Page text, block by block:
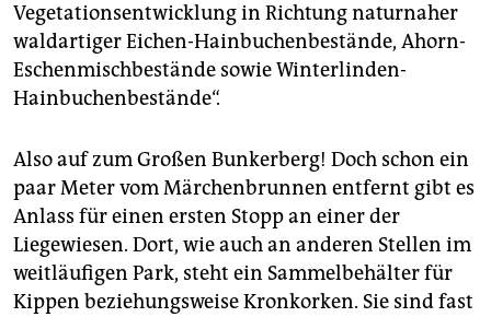
Vegetationsentwicklung in Richtung naturnaher
waldartiger Eichen-Hainbuchenbestände, Ahorn-
Eschenmischbestände sowie Winterlinden-
Hainbuchenbestände“.
Also auf zum Großen Bunkerberg! Doch schon ein
paar Meter vom Märchenbrunnen entfernt gibt es
Anlass für einen ersten Stopp an einer der
Liegewiesen. Dort, wie auch an anderen Stellen im
weitläufigen Park, steht ein Sammelbehälter für
Kippen beziehungsweise Kronkorken. Sie sind fast